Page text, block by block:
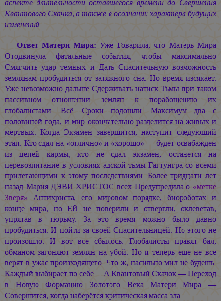
аспекте длительности оставшегося времени до Свершения
Квантового Скачка, а также в осознании характера будущих
изменений.
Ответ Матери Мира: Уже Говарила, что Матерь Мира
Отодвинула фатальные события, чтобы максимально
Смягчить удар тёмных и Дать Спасительную возможность
землянам пробудиться от затяжного сна. Но время изсякает.
Уже невозможно дальше Сдерживать натиск Тьмы при таком
пассивном отношении землян к порабощению их
глобалистами. Всё, Сроки подошли. Максимум два с
половиной года, и мир окончательно разделится на живых и
мёртвых. Когда Экзамен завершится, наступит следующий
этап. Кто сдал на «отлично» и «хорошо» — будет освабаждён
из цепей кармы, кто не сдал экзамен, останется на
перевозпитание в условиях адской тьмы Гагтунгра со всеми
прилегающими к этому последствиями. Более тридцати лет
назад Мария ДЭВИ ХРИСТОС всех Предупредила о «метке
Зверя» Антихриста, его мировом порядке, биороботах и
конце мира, но ЕЙ не поверили и отвергли, оклеветав,
упрятав в тюрьму. За это время можно было давно
пробудиться. И пойти за своей Спасительницей. Но этого не
произошло. И вот всё сбылось. Глобалисты правят бал,
обманом загоняют землян на убой. Но и теперь ещё не все
верят в ужас произходящего. Что ж, насильно мил не будешь.
Каждый выбирает по себе… А Квантовый Скачок — Переход
в Новую Формацию Золотого Века Матери Мира —
Совершится, когда наберётся критическая масса зла.